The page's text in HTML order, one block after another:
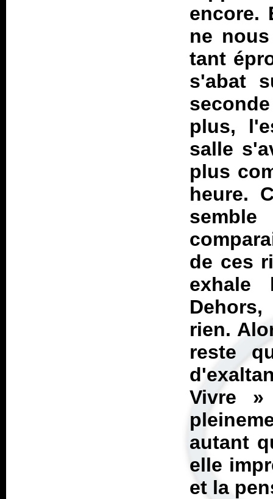
encore.
ne
tant
s'abat
plus,
salle
plus
heure.
de ces
exhale
rien.
reste
Vivre »
autant
elle
et la